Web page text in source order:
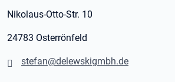
Nikolaus-Otto-Str. 10
24783 Osterrönfeld
stefan@delewskigmbh.de